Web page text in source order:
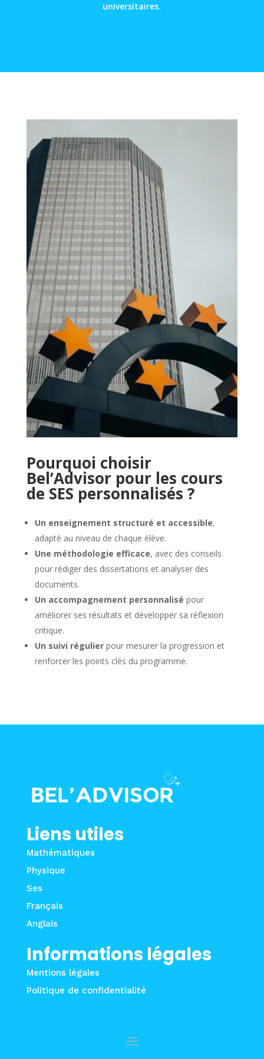
universitaires.
Pourquoi choisir
Bel’Advisor pour les cours
de SES personnalisés ?
Un enseignement structuré et accessible,
adapté au niveau de chaque élève.
Une méthodologie efficace, avec des conseils
pour rédiger des dissertations et analyser des
documents.
Un accompagnement personnalisé pour
améliorer ses résultats et développer sa réflexion
critique.
Un suivi régulierpour mesurer la progression et
renforcer les points clés du programme.
Liens utiles
Mathématiques
Physique
Ses
Français
Anglais
Informations légales
Mentions légales
Politique de confidentialité